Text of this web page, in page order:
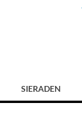
SIERADEN